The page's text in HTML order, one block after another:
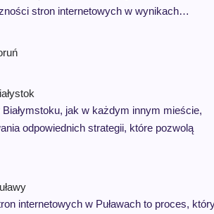
stron internetowych w wynikach…
jak w każdym innym mieście,
odpowiednich strategii, które pozwolą
internetowych w Puławach to proces,